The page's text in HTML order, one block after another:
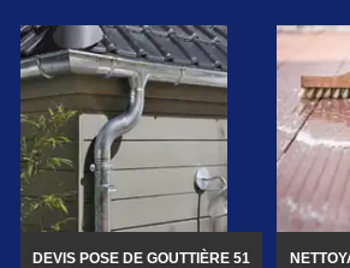
DEVIS POSE DE GOUTTIÈRE 51